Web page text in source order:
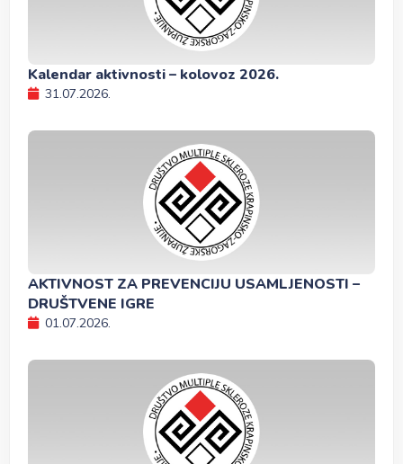
Kalendar aktivnosti – kolovoz 2026.
31.07.2026.
AKTIVNOST ZA PREVENCIJU USAMLJENOSTI –
DRUŠTVENE IGRE
01.07.2026.